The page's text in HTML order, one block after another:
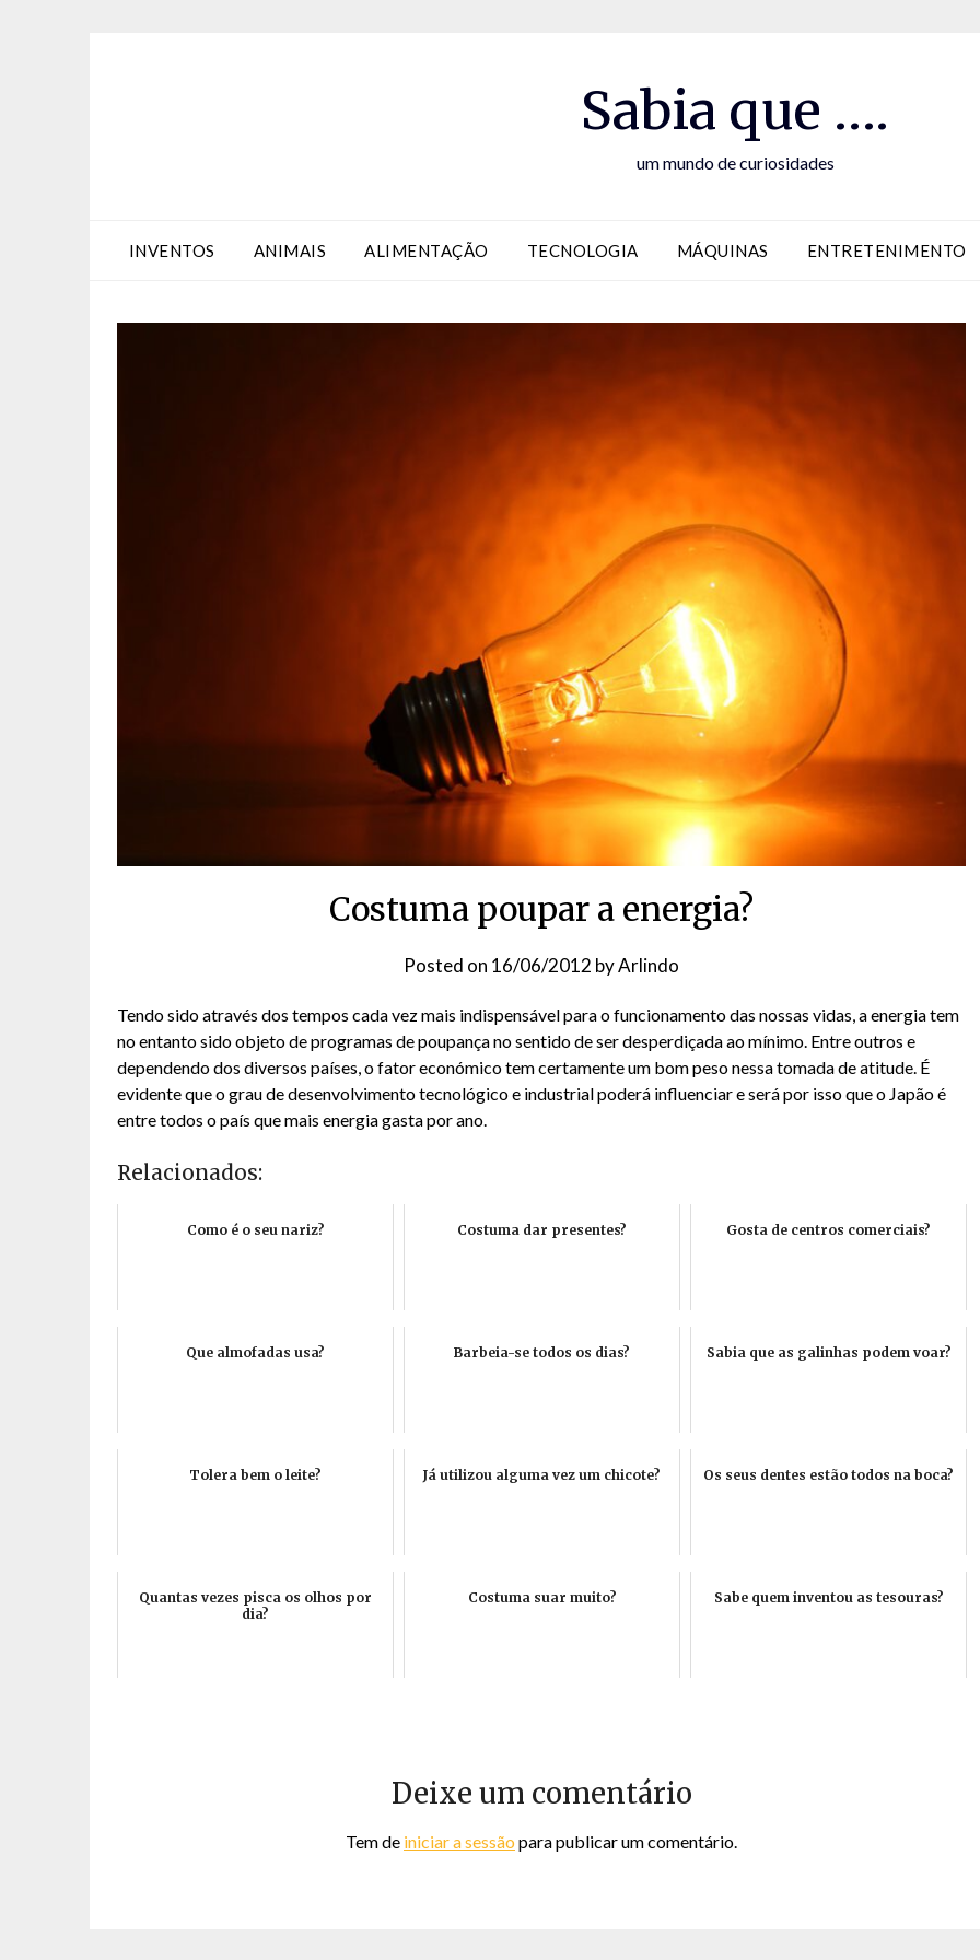
Sabia que ….
um mundo de curiosidades
INVENTOS ANIMAIS ALIMENTAÇÃO TECNOLOGIA MÁQUINAS ENTRETENIMENTO
Costuma poupar a energia?
Posted on 16/06/2012 byArlindo
Tendo sido através dos tempos cada vez mais indispensável para o funcionamento das nossas vidas, a energia tem
no entanto sido objeto de programas de poupança no sentido de ser desperdiçada ao mínimo. Entre outros e
dependendo dos diversos países, o fator económico tem certamente um bom peso nessa tomada de atitude. É
evidente que o grau de desenvolvimento tecnológico e industrial poderá influenciar e será por isso que o Japão é
entre todos o país que mais energia gasta por ano.
Relacionados:
Como é o seu nariz? Costuma dar presentes? Gosta de centros comerciais?
Que almofadas usa? Barbeia-se todos os dias? Sabia que as galinhas podem voar?
Tolera bem o leite? Já utilizou alguma vez um chicote? Os seus dentes estão todos na boca?
Quantas vezes pisca os olhos por
dia?
Costuma suar muito? Sabe quem inventou as tesouras?
Deixe um comentário
Tem de iniciar a sessão para publicar um comentário.